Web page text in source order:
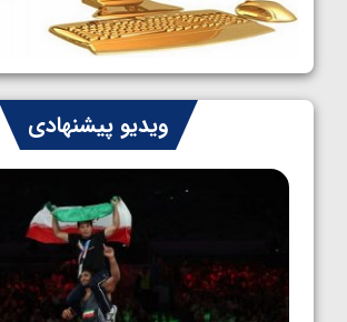
کشتی فرنگی نوجوانان جهان؛ سکوی تیمی
سوم برای ایران
1405/05/07
ایران چشم به راه چهار مدال در پنج وزن دوم
کشتی فرنگی نوجوانان جهان
1405/05/06
ویدیو پیشنهادی